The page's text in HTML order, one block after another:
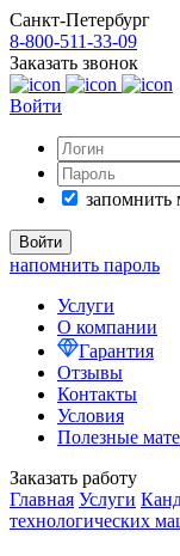
Санкт-Петербург
8-800-511-33-09
Заказать звонок
Войти
запомнить
напомнить пароль
Услуги
О компании
Гарантия
Отзывы
Контакты
Условия
Полезные
Заказать работу
Главная Услуги
технологических